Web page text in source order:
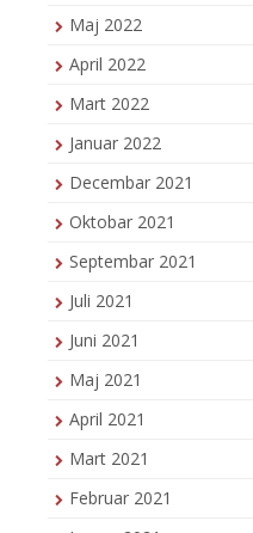
Maj 2022
April 2022
Mart 2022
Januar 2022
Decembar 2021
Oktobar 2021
Septembar 2021
Juli 2021
Juni 2021
Maj 2021
April 2021
Mart 2021
Februar 2021